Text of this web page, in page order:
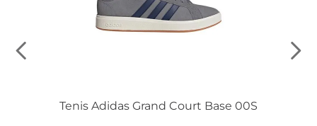
Tenis Adidas Grand Court Base 00S